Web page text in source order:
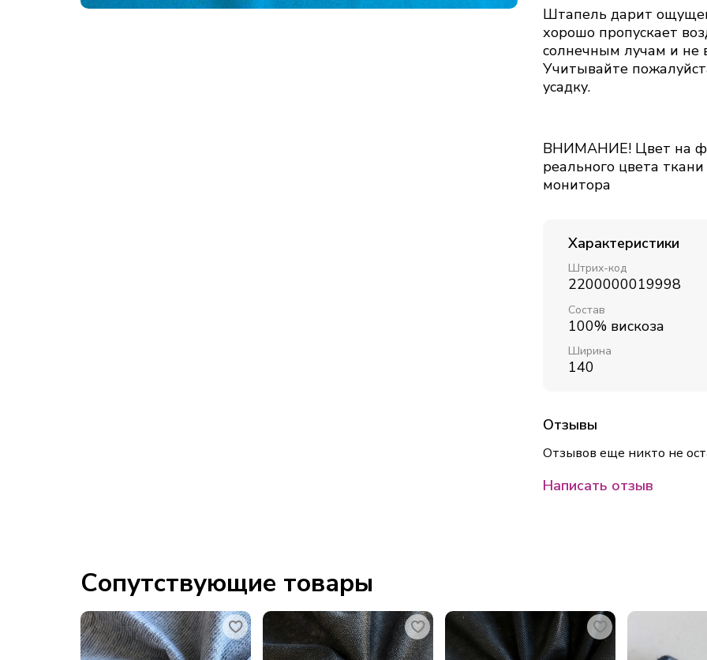
Штапель дарит
хорошо пропускает
солнечным лучам и не
Учитывайте
усадку.
ВНИМАНИЕ! Цвет на
реального цвета
монитора
Характеристики
Штрих-код
2200000019998
Состав
100% вискоза
Ширина
140
Отзывы
Отзывов еще никто не
Написать отзыв
Сопутствующие товары